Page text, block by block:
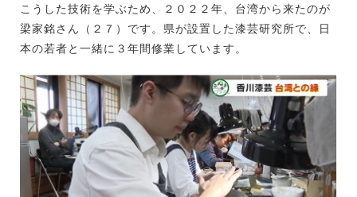
こうした技術を学ぶため、２０２２年、台湾から来たのが
梁家銘さん（２７）です。県が設置した漆芸研究所で、日
本の若者と一緒に３年間修業しています。